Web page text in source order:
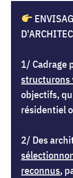
1/ Cadrage
structurons
objectifs,
résidentiel
2/ Des
reconnus,